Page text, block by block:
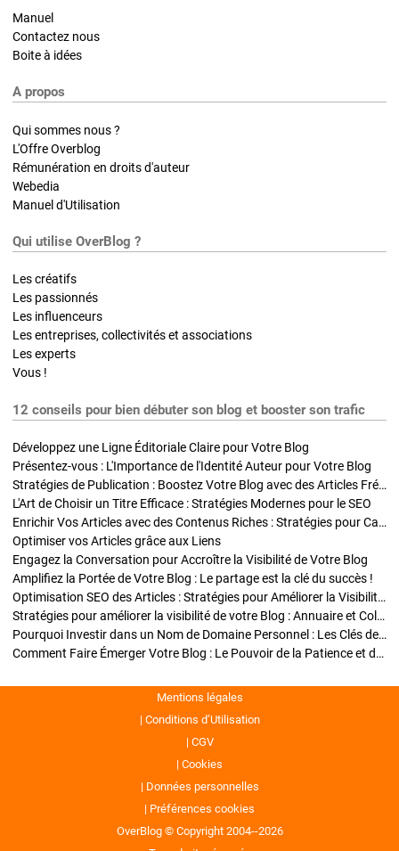
Manuel
Contactez nous
Boite à idées
A propos
Qui sommes nous ?
L'Offre Overblog
Rémunération en droits d'auteur
Webedia
Manuel d'Utilisation
Qui utilise OverBlog ?
Les créatifs
Les passionnés
Les influenceurs
Les entreprises, collectivités et associations
Les experts
Vous !
12 conseils pour bien débuter son blog et booster son trafic
Développez une Ligne Éditoriale Claire pour Votre Blog
Présentez-vous : L'Importance de l'Identité Auteur pour Votre Blog
Stratégies de Publication : Boostez Votre Blog avec des Articles Fréquents et Exclusifs
L'Art de Choisir un Titre Efficace : Stratégies Modernes pour le SEO
Enrichir Vos Articles avec des Contenus Riches : Stratégies pour Captiver et Optimiser
Optimiser vos Articles grâce aux Liens
Engagez la Conversation pour Accroître la Visibilité de Votre Blog
Amplifiez la Portée de Votre Blog : Le partage est la clé du succès !
Optimisation SEO des Articles : Stratégies pour Améliorer la Visibilité de Votre Blog
Stratégies pour améliorer la visibilité de votre Blog : Annuaire et Collaborations
Pourquoi Investir dans un Nom de Domaine Personnel : Les Clés de la Réussite de Votre Blog
Comment Faire Émerger Votre Blog : Le Pouvoir de la Patience et de la Persévérance
Mentions légales
Conditions d’Utilisation
CGV
Cookies
Données personnelles
Préférences cookies
OverBlog © Copyright 2004--2026